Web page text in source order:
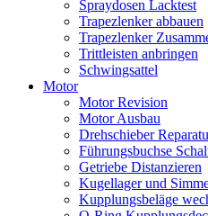
Spraydosen Lacktest
Trapezlenker abbauen
Trapezlenker
Trittleisten anbringen
Schwingsattel
Motor
Motor Revision
Motor Ausbau
Drehschieber
Führungsbuchse
Getriebe Distanzieren
Kugellager und
Kupplungsbeläge